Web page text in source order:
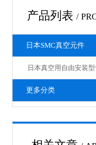
产品列表 /
日本SMC真空元件
日本真空用自由安装
更多分类